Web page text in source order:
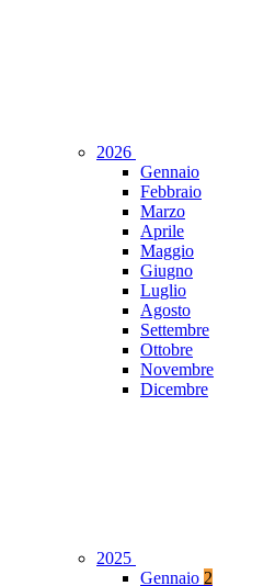
2026
Gennaio
Febbraio
Marzo
Aprile
Maggio
Giugno
Luglio
Agosto
Settembre
Ottobre
Novembre
Dicembre
2025
Gennaio 2